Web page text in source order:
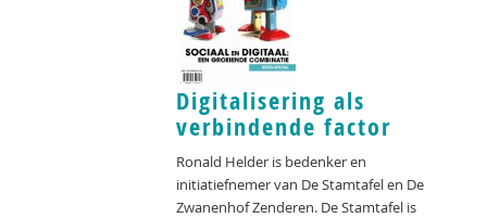
Digitalisering als
verbindende factor
Ronald Helder is bedenker en
initiatiefnemer van De Stamtafel en De
Zwanenhof Zenderen. De Stamtafel is